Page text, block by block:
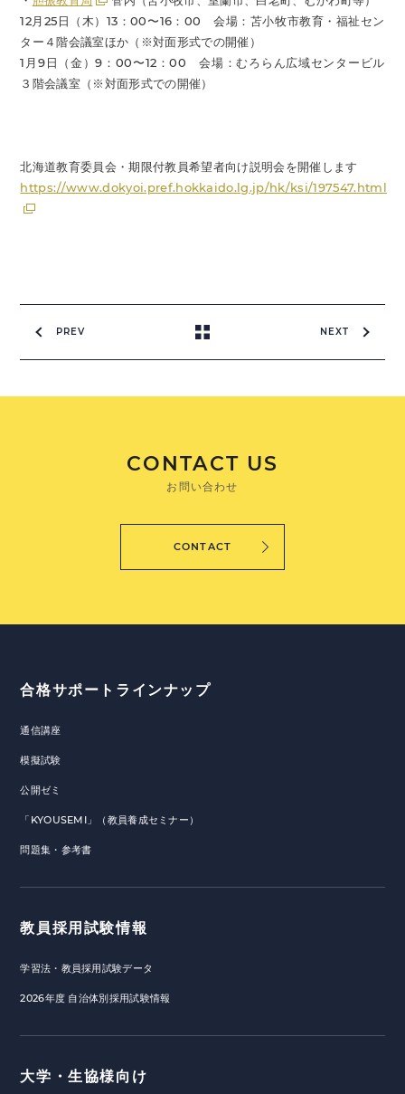
12月25日（木）13：00〜16：00 会場：苫小牧市教育・福祉セン
ター４階会議室ほか（※対面形式での開催）
1月9日（金）9：00〜12：00 会場：むろらん広域センタービル
３階会議室（※対面形式での開催）
北海道教育委員会・期限付教員希望者向け説明会を開催します
https://www.dokyoi.pref.hokkaido.lg.jp/hk/ksi/197547.html
PREV NEXT
CONTACT US
お問い合わせ
CONTACT
合格サポートラインナップ
通信講座
模擬試験
公開ゼミ
「KYOUSEMI」（教員養成セミナー）
問題集・参考書
教員採用試験情報
学習法・教員採用試験データ
2026年度 自治体別採用試験情報
大学・生協様向け